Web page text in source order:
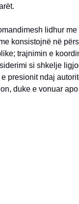
lidhur
konsistojnë në
trajnimin e
si shkelje
presionit ndaj
duke e vonuar